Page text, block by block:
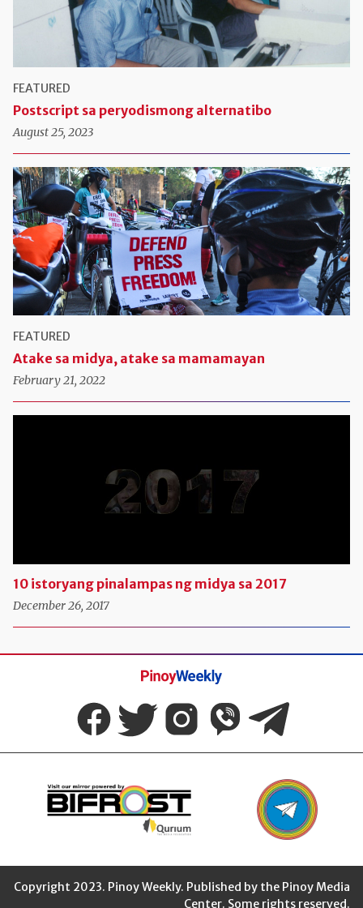
FEATURED
Postscript sa peryodismong alternatibo
August 25, 2023
FEATURED
Atake sa midya, atake sa mamamayan
February 21, 2022
10 istoryang pinalampas ng midya sa 2017
December 26, 2017
Pinoy
Weekly
Copyright 2023. Pinoy Weekly. Published by the Pinoy Media
Center. Some rights reserved.